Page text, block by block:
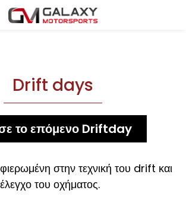
Drift days
το επόμενο Driftday
στην τεχνική του drift και
του οχήματος.